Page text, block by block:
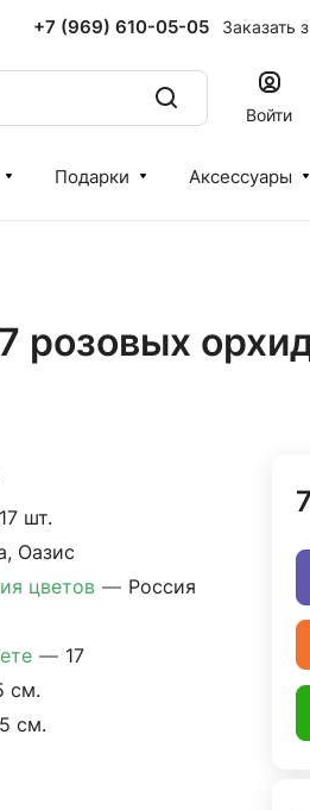
+7 (969) 610-05-05 Заказать
Войти
Подарки Аксессуары
розовых
шт.
Оазис
цветов — Россия
— 17
см.
см.